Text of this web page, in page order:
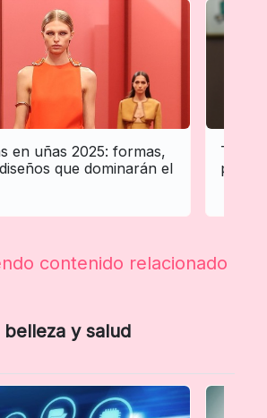
en uñas 2025: formas,
que dominarán el
contenido relacionado
y salud